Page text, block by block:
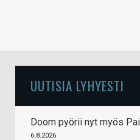
UUTISIA LYHYESTI
Doom pyörii nyt myös
6.8.2026